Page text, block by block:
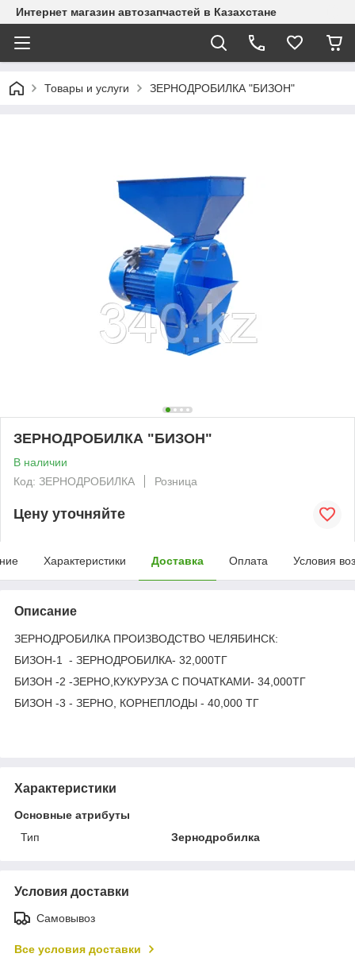
Интернет магазин автозапчастей в Казахстане
Товары и услуги ЗЕРНОДРОБИЛКА "БИЗОН"
ЗЕРНОДРОБИЛКА "БИЗОН"
В наличии
Код: ЗЕРНОДРОБИЛКА
Розница
Цену уточняйте
Характеристики Доставка Оплата Условия
Описание
ЗЕРНОДРОБИЛКА ПРОИЗВОДСТВО ЧЕЛЯБИНСК:
БИЗОН-1 - ЗЕРНОДРОБИЛКА- 32,000ТГ
БИЗОН -2 -ЗЕРНО,КУКУРУЗА С ПОЧАТКАМИ- 34,000ТГ
БИЗОН -3 - ЗЕРНО, КОРНЕПЛОДЫ - 40,000 ТГ
Характеристики
Основные атрибуты
Тип
Зернодробилка
Условия доставки
Самовывоз
Все условия доставки